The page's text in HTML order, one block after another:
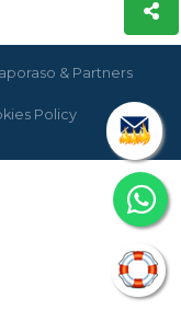
& Partners
Policy